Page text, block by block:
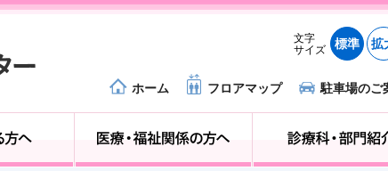
文字
サイズ
標準 拡
ホーム フロアマップ 駐車場のご